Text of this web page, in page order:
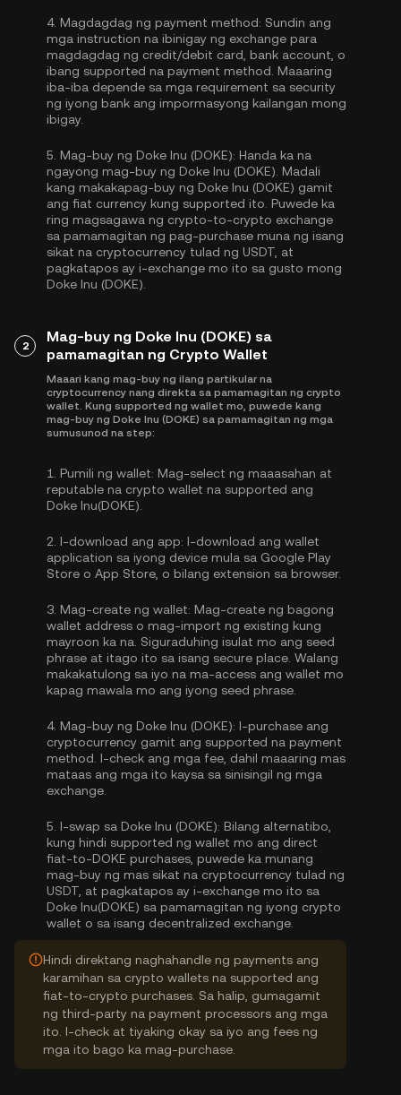
4. Magdagdag ng payment method: Sundin ang
mga instruction na ibinigay ng exchange para
magdagdag ng credit/debit card, bank account, o
ibang supported na payment method. Maaaring
iba-iba depende sa mga requirement sa security
ng iyong bank ang impormasyong kailangan mong
ibigay.
5. Mag-buy ng Doke Inu (DOKE): Handa ka na
ngayong mag-buy ng Doke Inu (DOKE). Madali
kang makakapag-buy ng Doke Inu (DOKE) gamit
ang fiat currency kung supported ito. Puwede ka
ring magsagawa ng crypto-to-crypto exchange
sa pamamagitan ng pag-purchase muna ng isang
sikat na cryptocurrency tulad ng USDT , at
pagkatapos ay i-exchange mo ito sa gusto mong
Doke Inu (DOKE).
2
Mag-buy ng Doke Inu (DOKE) sa
pamamagitan ng Crypto Wallet
Maaari kang mag-buy ng ilang partikular na
cryptocurrency nang direkta sa pamamagitan ng crypto
wallet. Kung supported ng wallet mo, puwede kang
mag-buy ng Doke Inu (DOKE) sa pamamagitan ng mga
sumusunod na step:
1. Pumili ng wallet: Mag-select ng maaasahan at
reputable na crypto wallet na supported ang
Doke Inu(DOKE).
2. I-download ang app: I-download ang wallet
application sa iyong device mula sa Google Play
Store o App Store, o bilang extension sa browser.
3. Mag-create ng wallet: Mag-create ng bagong
wallet address o mag-import ng existing kung
mayroon ka na. Siguraduhing isulat mo ang seed
phrase at itago ito sa isang secure place. Walang
makakatulong sa iyo na ma-access ang wallet mo
kapag mawala mo ang iyong seed phrase.
4. Mag-buy ng Doke Inu (DOKE): I-purchase ang
cryptocurrency gamit ang supported na payment
method. I-check ang mga fee, dahil maaaring mas
mataas ang mga ito kaysa sa sinisingil ng mga
exchange.
5. I-swap sa Doke Inu (DOKE): Bilang alternatibo,
kung hindi supported ng wallet mo ang direct
fiat-to-DOKE purchases, puwede ka munang
mag-buy ng mas sikat na cryptocurrency tulad ng
USDT, at pagkatapos ay i-exchange mo ito sa
Doke Inu(DOKE) sa pamamagitan ng iyong crypto
wallet o sa isang decentralized exchange.
Hindi direktang naghahandle ng payments ang
karamihan sa crypto wallets na supported ang
fiat-to-crypto purchases. Sa halip, gumagamit
ng third-party na payment processors ang mga
ito. I-check at tiyaking okay sa iyo ang fees ng
mga ito bago ka mag-purchase.